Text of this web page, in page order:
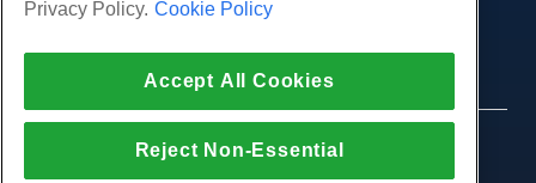
Verwaltete Fenster. VPS
Nicht verwaltetes Windows VPS
Cloud-Server
Über uns
Drücken Sie
Datenschutz-Bestimmungen
Strafverfolgung
Partnervereinbarung
Unterstützung
Live-Chat mit uns
© 2010-2026 Hostwinds, ein HostPapa Inc.
Unternehmen.
Privacy Policy. Cookie Policy
Accept All Cookies
Reject Non-Essential